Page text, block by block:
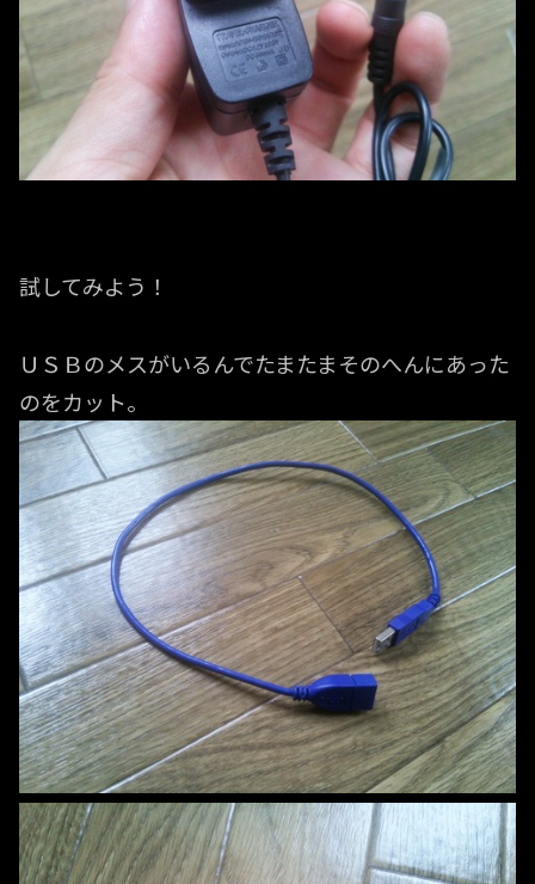
試してみよう！
ＵＳＢのメスがいるんでたまたまそのへんにあった
のをカット。